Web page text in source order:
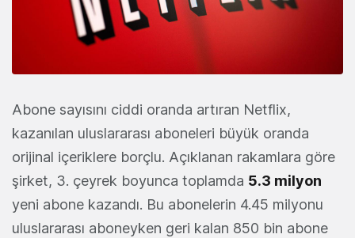
Abone sayısını ciddi oranda artıran Netflix,
kazanılan uluslararası aboneleri büyük oranda
orijinal içeriklere borçlu. Açıklanan rakamlara göre
şirket, 3. çeyrek boyunca toplamda 5.3 milyon
yeni abone kazandı. Bu abonelerin 4.45 milyonu
uluslararası aboneyken geri kalan 850 bin abone